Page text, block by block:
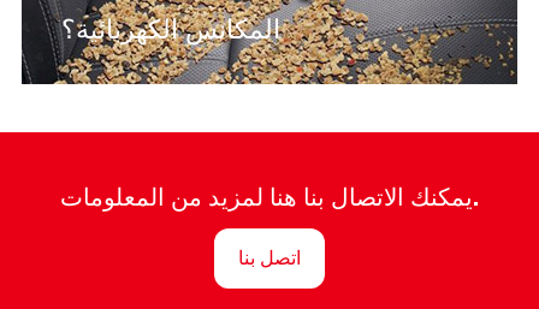
المكانس الكهربائية؟
يمكنك الاتصال بنا هنا لمزيد من المعلومات.
اتصل بنا